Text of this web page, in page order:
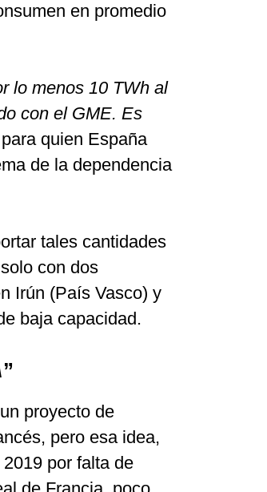
en promedio
lo menos 10 TWh al
con el GME. Es
quien España
de la dependencia
tales cantidades
con dos
Irún (País Vasco) y
baja capacidad.
”
proyecto de
pero esa idea,
por falta de